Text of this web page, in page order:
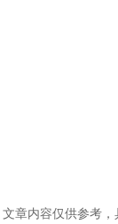
章内容仅供参考